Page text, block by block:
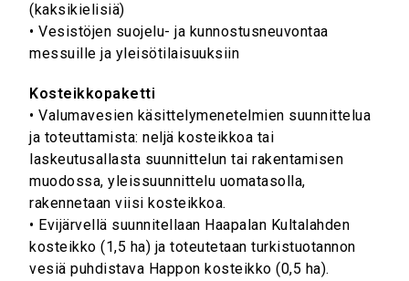
(kaksikielisiä)
• Vesistöjen suojelu- ja kunnostusneuvontaa
messuille ja yleisötilaisuuksiin
Kosteikkopaketti
• Valumavesien käsittelymenetelmien suunnittelua
ja toteuttamista: neljä kosteikkoa tai
laskeutusallasta suunnittelun tai rakentamisen
muodossa, yleissuunnittelu uomatasolla,
rakennetaan viisi kosteikkoa.
• Evijärvellä suunnitellaan Haapalan Kultalahden
kosteikko (1,5 ha) ja toteutetaan turkistuotannon
vesiä puhdistava Happon kosteikko (0,5 ha).